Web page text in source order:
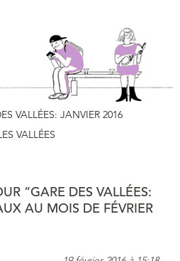
VALLÉES: JANVIER 2016
VALLÉES
“GARE DES VALLÉES:
AU MOIS DE FÉVRIER